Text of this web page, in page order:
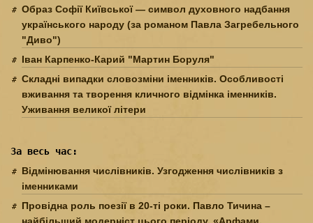
Образ Софії Київської — символ духовного надбання
українського народу (за романом Павла Загребельного
"Диво")
Іван Карпенко-Карий "Мартин Боруля"
Складні випадки словозміни іменників. Особливості
вживання та творення кличного відмінка іменників.
Уживання великої літери
За весь час:
Відмінювання числівників. Узгодження числівників з
іменниками
Провідна роль поезії в 20-ті роки. Павло Тичина –
найбільший модерніст цього періоду. «Арфами,